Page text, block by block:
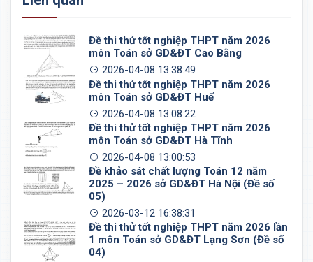
Đề thi thử tốt nghiệp THPT năm 2026
môn Toán sở GD&ĐT Cao Bằng
2026-04-08 13:38:49
Đề thi thử tốt nghiệp THPT năm 2026
môn Toán sở GD&ĐT Huế
2026-04-08 13:08:22
Đề thi thử tốt nghiệp THPT năm 2026
môn Toán sở GD&ĐT Hà Tĩnh
2026-04-08 13:00:53
Đề khảo sát chất lượng Toán 12 năm
2025 – 2026 sở GD&ĐT Hà Nội (Đề số
05)
2026-03-12 16:38:31
Đề thi thử tốt nghiệp THPT năm 2026 lần
1 môn Toán sở GD&ĐT Lạng Sơn (Đề số
04)